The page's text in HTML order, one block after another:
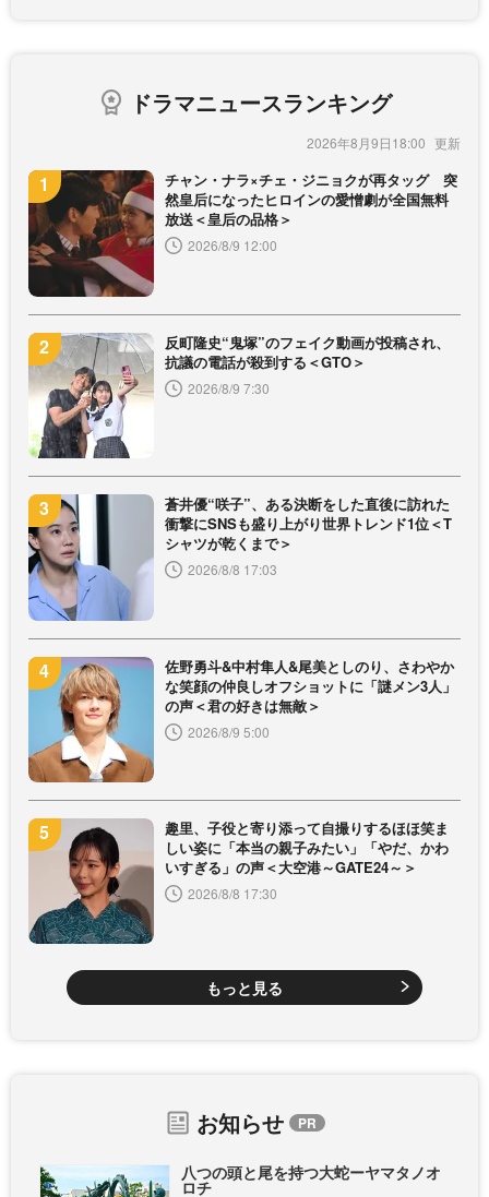
ドラマニュースランキング
2026年8月9日18:00
チャン・ナラ×チェ・ジニョクが再タッグ 突
然皇后になったヒロインの愛憎劇が全国無料
放送＜皇后の品格＞
2026/8/9 12:00
反町隆史“鬼塚”のフェイク動画が投稿され、
抗議の電話が殺到する＜GTO＞
2026/8/9 7:30
蒼井優“咲子”、ある決断をした直後に訪れた
衝撃にSNSも盛り上がり世界トレンド1位＜T
シャツが乾くまで＞
2026/8/8 17:03
佐野勇斗&中村隼人&尾美としのり、さわやか
な笑顔の仲良しオフショットに「謎メン3人」
の声＜君の好きは無敵＞
2026/8/9 5:00
趣里、子役と寄り添って自撮りするほほ笑ま
しい姿に「本当の親子みたい」「やだ、かわ
いすぎる」の声＜大空港～GATE24～＞
2026/8/8 17:30
もっと見る
お知らせ
八つの頭と尾を持つ大蛇ーヤマタノオ
ロチ